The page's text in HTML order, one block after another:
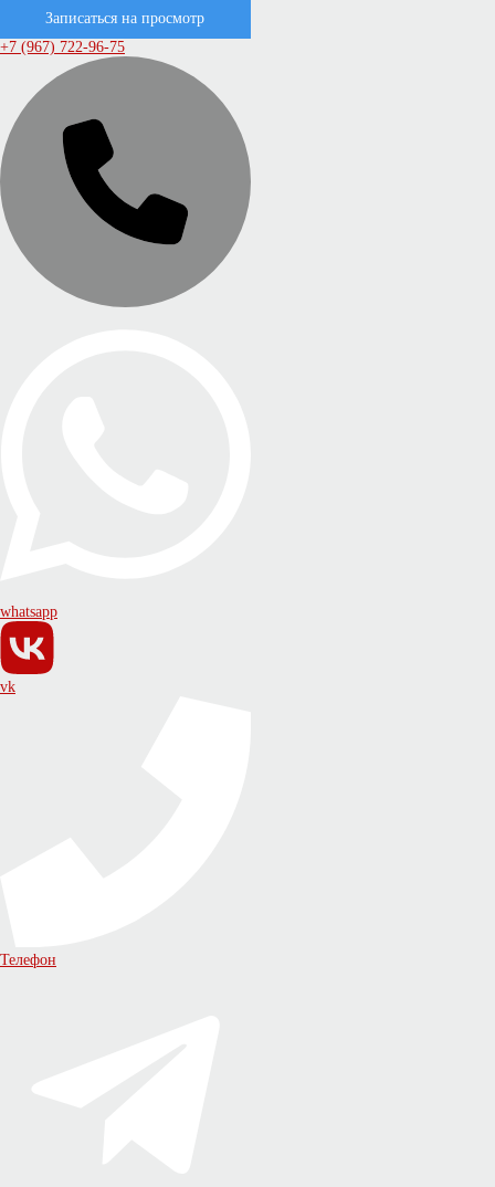
Записаться на просмотр
+7 (967) 722-96-75
whatsapp
vk
Телефон